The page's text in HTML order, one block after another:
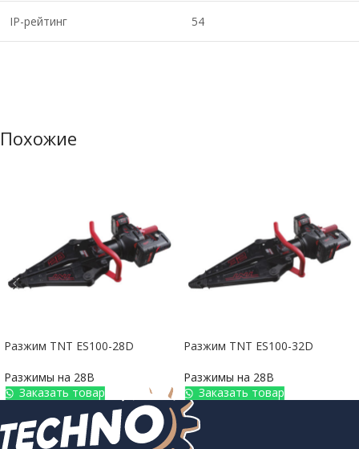
IP-рейтинг 54
Похожие
Разжим TNT ES100-28D
Разжимы на 28В
Заказать товар
Разжим TNT ES100-32D
Разжимы на 28В
Заказать товар